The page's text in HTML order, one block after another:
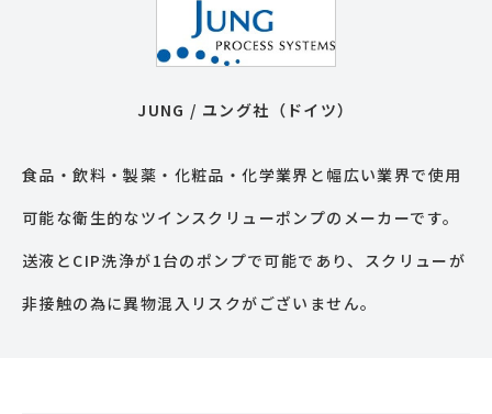
JUNG / ユング社（ドイツ）
食品・飲料・製薬・化粧品・化学業界と幅広い業界で使用
可能な衛生的なツインスクリューポンプのメーカーです。
送液とCIP洗浄が1台のポンプで可能であり、スクリューが
非接触の為に異物混入リスクがございません。